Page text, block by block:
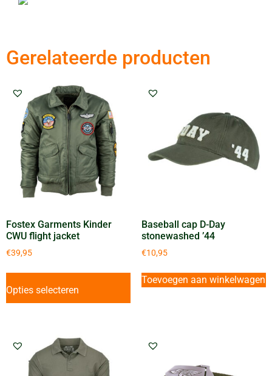
Gerelateerde producten
Fostex Garments Kinder
CWU flight jacket
€39,95
Opties selecteren
Baseball cap D-Day
stonewashed ’44
€10,95
Toevoegen aan winkelwagen